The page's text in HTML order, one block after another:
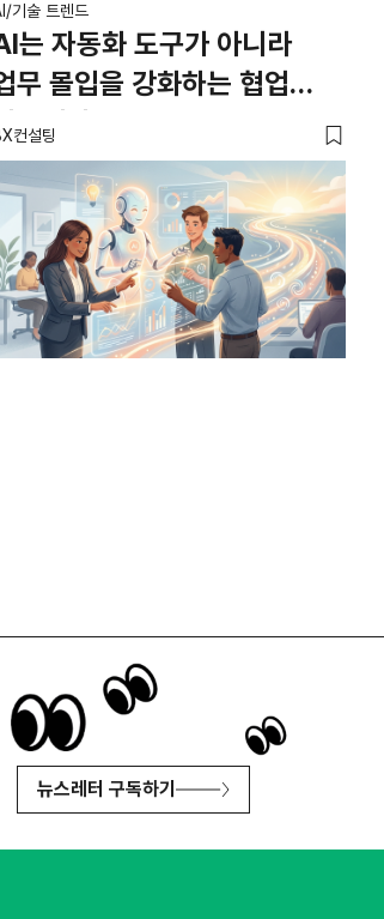
기술 트렌드
는 자동화 도구가 아니라
무 몰입을 강화하는 협업
트너다
컨설팅
뉴스레터 구독하기